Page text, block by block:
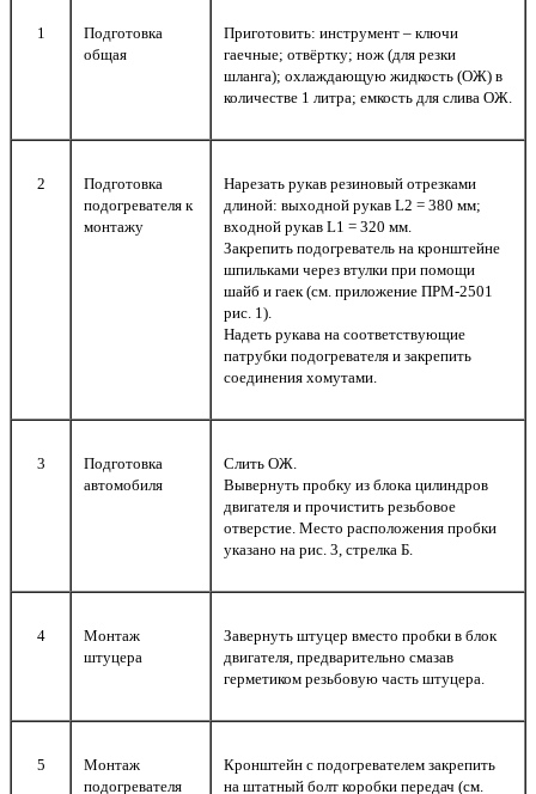
1
Подготовка
общая
Приготовить: инструмент – ключи
гаечные; отвёртку; нож (для резки
шланга); охлаждающую жидкость (ОЖ) в
количестве 1 литра; емкость для слива ОЖ.
2
Подготовка
подогревателя к
монтажу
Нарезать рукав резиновый отрезками
длиной: выходной рукав L2 = 380 мм;
входной рукав L1 = 320 мм.
Закрепить подогреватель на кронштейне
шпильками через втулки при помощи
шайб и гаек (см. приложение ПРМ-2501
рис. 1).
Надеть рукава на соответствующие
патрубки подогревателя и закрепить
соединения хомутами.
3
Подготовка
автомобиля
Cлить ОЖ.
Вывернуть пробку из блока цилиндров
двигателя и прочистить резьбовое
отверстие. Место расположения пробки
указано на рис. 3, стрелка Б.
4
Монтаж
штуцера
Завернуть штуцер вместо пробки в блок
двигателя, предварительно смазав
герметиком резьбовую часть штуцера.
5
Монтаж
подогревателя
Кронштейн с подогревателем закрепить
на штатный болт коробки передач (см.